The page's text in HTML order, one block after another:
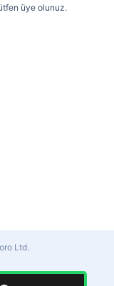
üye olunuz.
Ltd.